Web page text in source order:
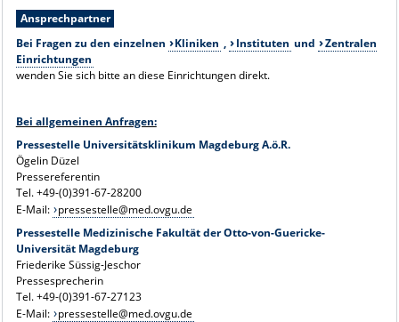
Ansprechpartner
Bei Fragen zu den einzelnen
Kliniken , Instituten und
Zentralen
Einrichtungen
wenden Sie sich bitte an diese Einrichtungen direkt.
Bei allgemeinen Anfragen:
Pressestelle Universitätsklinikum Magdeburg A.ö.R.
Ögelin Düzel
Pressereferentin
Tel. +49-(0)391-67-28200
E-Mail: pressestelle@med.ovgu.de
Pressestelle Medizinische Fakultät der Otto-von-Guericke-
Universität Magdeburg
Friederike Süssig-Jeschor
Pressesprecherin
Tel. +49-(0)391-67-27123
E-Mail: pressestelle@med.ovgu.de